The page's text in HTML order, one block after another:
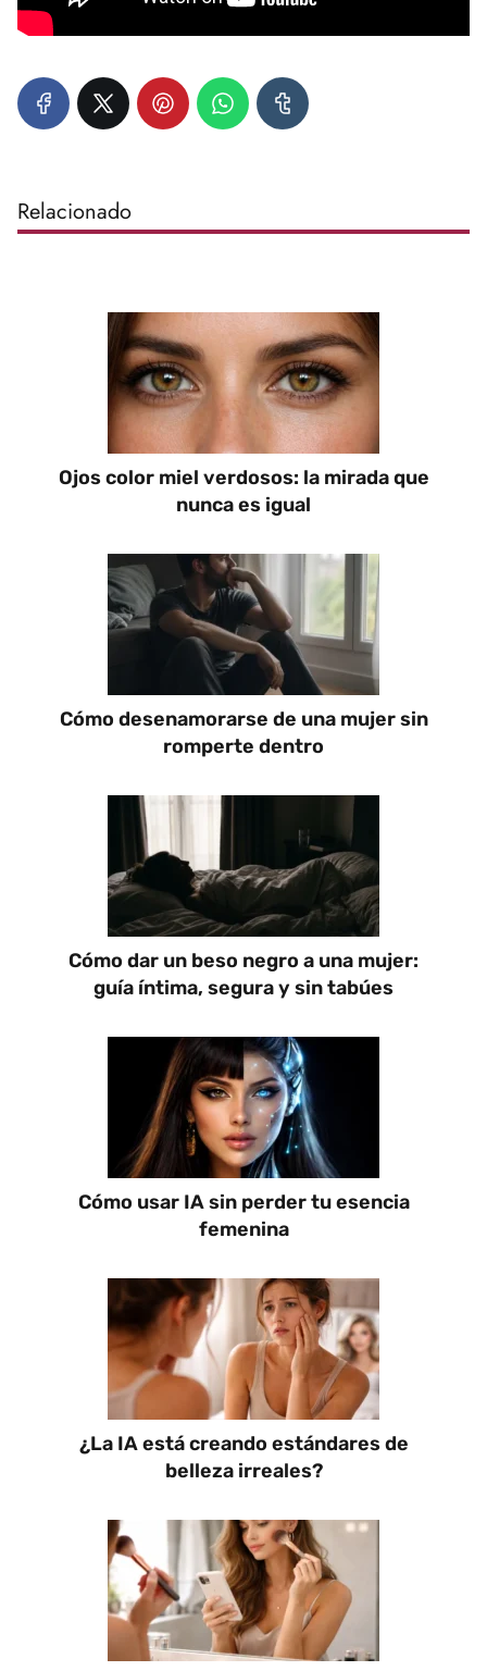
Relacionado
Ojos color miel verdosos: la mirada que
nunca es igual
Cómo desenamorarse de una mujer sin
romperte dentro
Cómo dar un beso negro a una mujer:
guía íntima, segura y sin tabúes
Cómo usar IA sin perder tu esencia
femenina
¿La IA está creando estándares de
belleza irreales?